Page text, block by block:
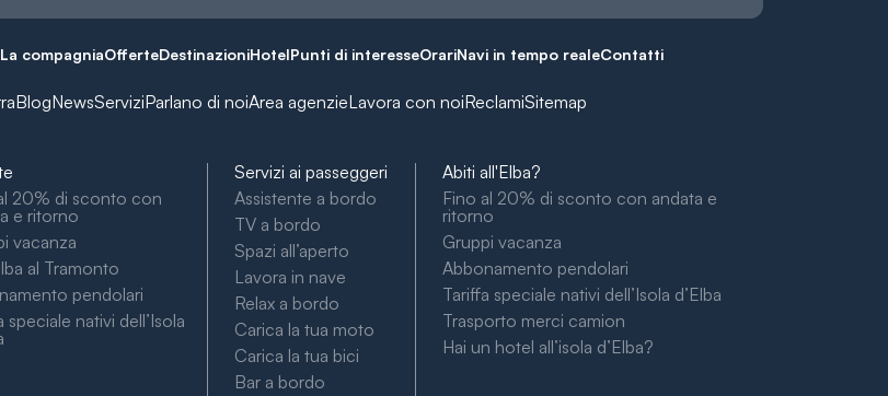
La compagniaOfferteDestinazioniHotelPunti di interesseOrariNavi in tempo realeContatti
BlogNewsServiziParlano di noiArea agenzieLavora con noiReclamiSitemap
20% di sconto con
e ritorno
vacanza
al Tramonto
pendolari
speciale nativi dell’Isola
Servizi ai passeggeri
Assistente a bordo
TV a bordo
Spazi all’aperto
Lavora in nave
Relax a bordo
Carica la tua moto
Carica la tua bici
Bar a bordo
Abiti all'Elba?
Fino al 20% di sconto con andata e
ritorno
Gruppi vacanza
Abbonamento pendolari
Tariffa speciale nativi dell’Isola d’Elba
Trasporto merci camion
Hai un hotel all’isola d’Elba?